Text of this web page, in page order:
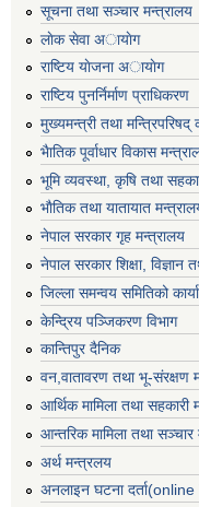
सूचना तथा सञ्चार मन्त्रालय
लाेक सेवा अायाेग
राष्टिय याेजना अायाेग
राष्टिय पुनर्निर्माण प्राधिकरण
मुख्यमन्त्री तथा मन्त्रिपरिषद्
भैातिक पूर्वाधार विकास
भूमि व्यवस्था, कृषि तथा
भाैतिक तथा यातायात
नेपाल सरकार गृह मन्त्रालय
नेपाल सरकार शिक्षा, विज्ञान
जिल्ला समन्वय समितिको
केन्द्रिय पञ्जिकरण विभाग
कान्तिपुर दैनिक
वन,वातावरण तथा भू-संरक्षण
आर्थिक मामिला तथा सहकारी
आन्तरिक मामिला तथा
अर्थ मन्त्रलय
अनलाइन घटना